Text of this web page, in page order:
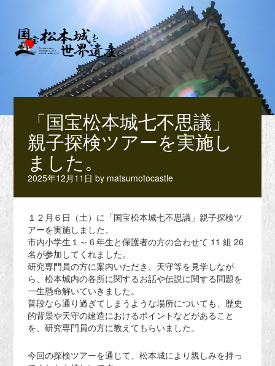
「国宝松本城七不思議」
親子探検ツアーを実施し
ました。
2025年12月11日 by matsumotocastle
１２月６日（土）に「国宝松本城七不思議」親子探検ツ
アーを実施しました。
市内小学生１～６年生と保護者の方の合わせて 11 組 26
名が参加してくれました。
研究専門員の方に案内いただき、天守等を見学しなが
ら、松本城内の各所に関するお話や伝説に関する問題を
一生懸命解いていきました。
普段なら通り過ぎてしまうような場所についても、歴史
的背景や天守の建造におけるポイントなどがあること
を、研究専門員の方に教えてもらいました。
今回の探検ツアーを通じて、松本城により親しみを持っ